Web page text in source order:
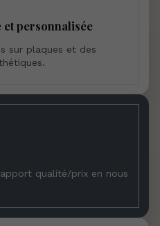
et personnalisée
sur plaques et des
qualité/prix en nous